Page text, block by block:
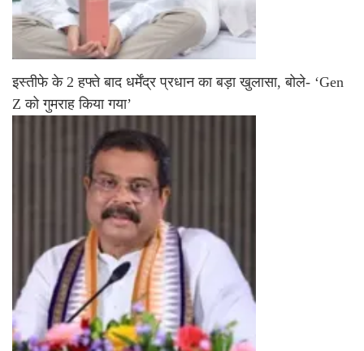
इस्तीफे के 2 हफ्ते बाद धर्मेंद्र प्रधान का बड़ा खुलासा, बोले- ‘Gen
Z को गुमराह किया गया’